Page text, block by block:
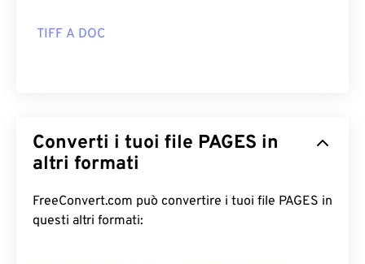
TIFF A DOC
Converti i tuoi file PAGES in
altri formati
FreeConvert.com può convertire i tuoi file PAGES in
questi altri formati: